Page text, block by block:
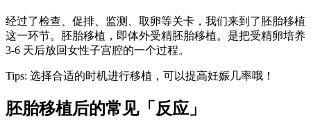
经过了检查、促排、监测、取卵等关卡，我们来到了胚胎移植
这一环节。胚胎移植，即体外受精胚胎移植。是把受精卵培养
3-6 天后放回女性子宫腔的一个过程。
Tips: 选择合适的时机进行移植，可以提高妊娠几率哦！
胚胎移植后的常见「反应」